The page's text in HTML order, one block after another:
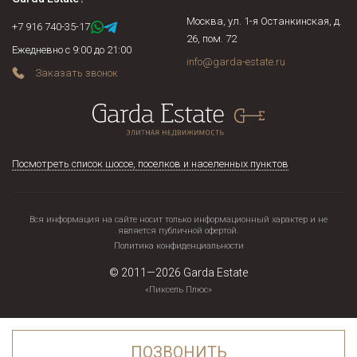
+7 916 740-35-17
Ежедневно с 9:00 до 21:00
Заказать звонок
Москва, ул. 1-я Останкинская, д.
26, пом. 72
info@garda-estate.ru
Посмотреть список шоссе, поселков и населенных пунктов
Вся информация на сайте носит только информационный характер и не
является публичной офертой.
Политика конфиденциальности
© 2011—2026 Garda Estate
«Пиксель Плюс»
ПОЗВОНИТЬ